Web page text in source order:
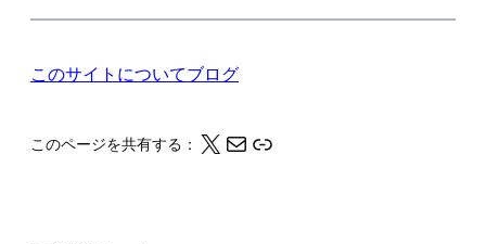
このサイトについてブログ
このページを共有する： X メール このページの情報をクリップボードにコピーする